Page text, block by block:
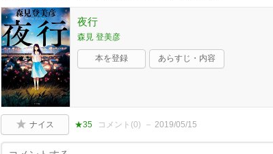
夜行
森見 登美彦
本を登録 あらすじ・内容
ナイス ★35 コメント(0) 2019/05/15